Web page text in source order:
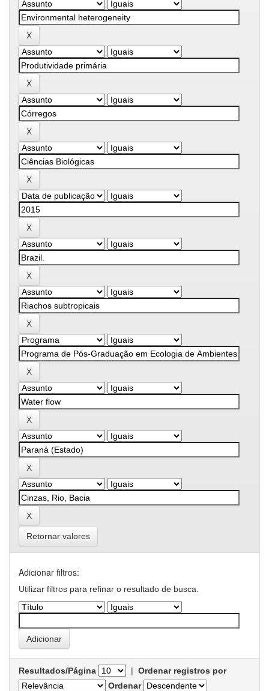
Retornar valores
Adicionar filtros:
Utilizar filtros para refinar o resultado de busca.
Resultados/Página | Ordenar registros por
Ordenar